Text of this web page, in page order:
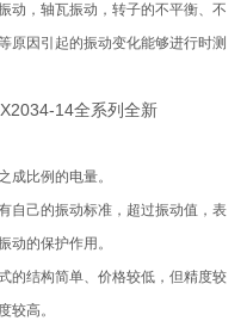
动，轴瓦振动，转子的不平衡、不
原因引起的振动变化能够进行时测
成比例的电量。
自己的振动标准，超过振动值，表
动的保护作用。
的结构简单、价格较低，但精度较
较高。